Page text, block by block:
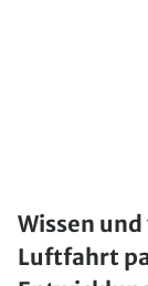
Wissen
Luftfahrt